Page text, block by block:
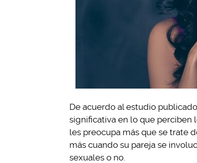
De acuerdo al estudio
significativa en lo que perciben
les preocupa más que se trate
más cuando su pareja se
sexuales o no.